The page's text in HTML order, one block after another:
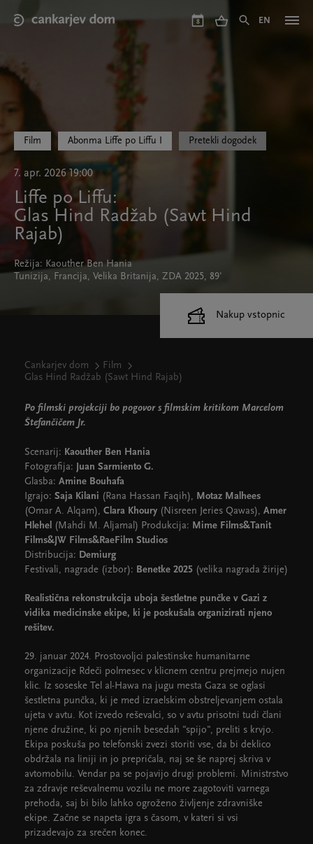
main
8 EN
Film Abonma Liffe po Liffu I Pretekli dogodek
7. apr. 2026 19:00
Liffe po Liffu:
Glas Hind Radžab (Sawt Hind
Rajab)
Režija: Kaouther Ben Hania
Tunizija, Francija, Velika Britanija, ZDA 2025, 89'
Cankarjev dom
Film
Glas Hind Radžab (Sawt Hind Rajab)
Po filmski projekciji bo pogovor s filmskim kritikom Marcelom
Štefančičem Jr.
Scenarij: Kaouther Ben Hania
Fotografija:
Juan Sarmiento G.
Glasba: Amine Bouhafa
Igrajo: Saja Kilani (Rana Hassan Faqih), Motaz Malhees
(Omar A. Alqam), Clara Khoury (Nisreen Jeries Qawas), Amer
Hlehel (Mahdi M. Aljamal) Produkcija: Mime Films&Tanit
Films&JW Films&RaeFilm Studios
Distribucija: Demiurg
Festivali, nagrade (izbor): Benetke 2025 (velika nagrada žirije)
Realistična rekonstrukcija uboja šestletne punčke v Gazi z
vidika medicinske ekipe, ki je poskušala organizirati njeno
rešitev.
29. januar 2024. Prostovoljci palestinske humanitarne
organizacije Rdeči polmesec v klicnem centru prejmejo nujen
klic. Iz soseske Tel al-Hawa na jugu mesta Gaza se oglasi
šestletna punčka, ki je med izraelskim obstreljevanjem ostala
ujeta v avtu. Kot izvedo reševalci, so v avtu prisotni tudi člani
njene družine, ki po njenih besedah "spijo", preliti s krvjo.
Ekipa poskuša po telefonski zvezi storiti vse, da bi deklico
obdržala na liniji in jo prepričala, naj se še naprej skriva v
avtomobilu. Vendar pa se pojavijo drugi problemi. Ministrstvo
za zdravje reševalnemu vozilu ne more zagotoviti varnega
prehoda, saj bi bilo lahko ogroženo življenje zdravniške
ekipe. Začne se napeta igra s časom, v kateri si vsi
prizadevajo za srečen konec.
Nakup vstopnic